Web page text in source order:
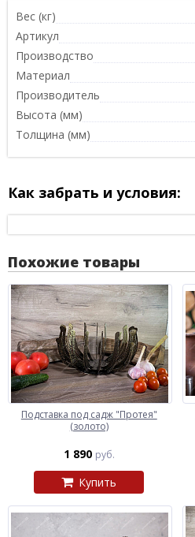
Вес (кг)
Артикул
Производство
Материал
Производитель
Высота (мм)
Толщина (мм)
Как забрать и условия:
Похожие товары
Подставка под садж "Протея"
(золото)
1 890 руб.
Купить